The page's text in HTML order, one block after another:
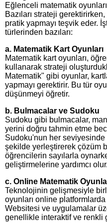
Eğlenceli matematik
Bazıları strateji
pratik yapmayı teşvik eder.
türlerinden bazıları:
a. Matematik Kart Oyunları
Matematik kart oyunları,
kullanarak strateji
Matematik" gibi oyunlar,
yapmayı gerektirir. Bu tür
düşünmeyi öğretir.
b. Bulmacalar ve Sudoku
Sudoku gibi bulmacalar,
yerini doğru tahmin etme
Sudoku'nun her seviyesinde
şekilde yerleştirerek çözüm
öğrencilerin sayılarla
geliştirmelerine yardımcı olur.
c. Online Matematik
Teknolojinin gelişmesiyle
oyunları online
Websitesi ve uygulamalar
genellikle interaktif ve renkli